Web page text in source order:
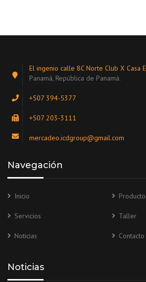
El ingenio calle 8C Norte Club X Casa
Panamá, República de Panamá.
+507 394-5377
+507 203-3111
mercadeo.icdgroup@gmail.com
Navegación
Inicio
Servicios Taller
Noticias Contacto
Noticias